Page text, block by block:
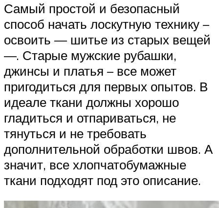
Самый простой и безопасный
способ начать лоскутную технику –
освоить — шитье из старых вещей
—. Старые мужские рубашки,
джинсы и платья – все может
пригодиться для первых опытов. В
идеале ткани должны хорошо
гладиться и отпариваться, не
тянуться и не требовать
дополнительной обработки швов. А
значит, все хлопчатобумажные
ткани подходят под это описание.